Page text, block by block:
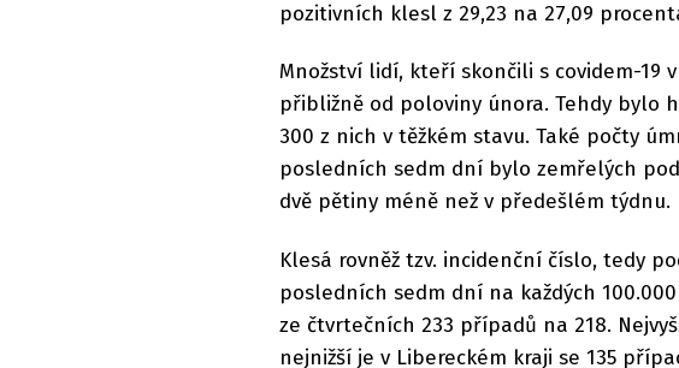
pozitivních klesl z 29,23 na 27,09
Množství lidí, kteří skončili s covidem-19
přibližně od poloviny února. Tehdy bylo
300 z nich v těžkém stavu. Také počty
posledních sedm dní bylo zemřelých
dvě pětiny méně než v předešlém týdnu.
Klesá rovněž tzv. incidenční číslo, tedy
posledních sedm dní na každých
ze čtvrtečních 233 případů na 218.
nejnižší je v Libereckém kraji se 135